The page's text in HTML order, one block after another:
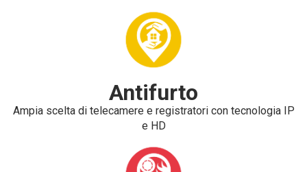
Antifurto
Ampia scelta di telecamere e registratori con tecnologia IP
e HD